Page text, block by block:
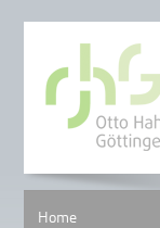
Home